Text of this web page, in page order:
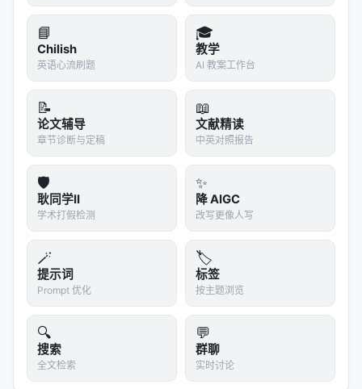
📘
Chilish
英语心流刷题
🎓
教学
AI 教案工作台
📝
论文辅导
章节诊断与定稿
📖
文献精读
中英对照报告
🛡️
耿同学II
学术打假检测
✨
降 AIGC
改写更像人写
🪄
提示词
Prompt 优化
🏷️
标签
按主题浏览
🔍
搜索
全文检索
💬
群聊
实时讨论